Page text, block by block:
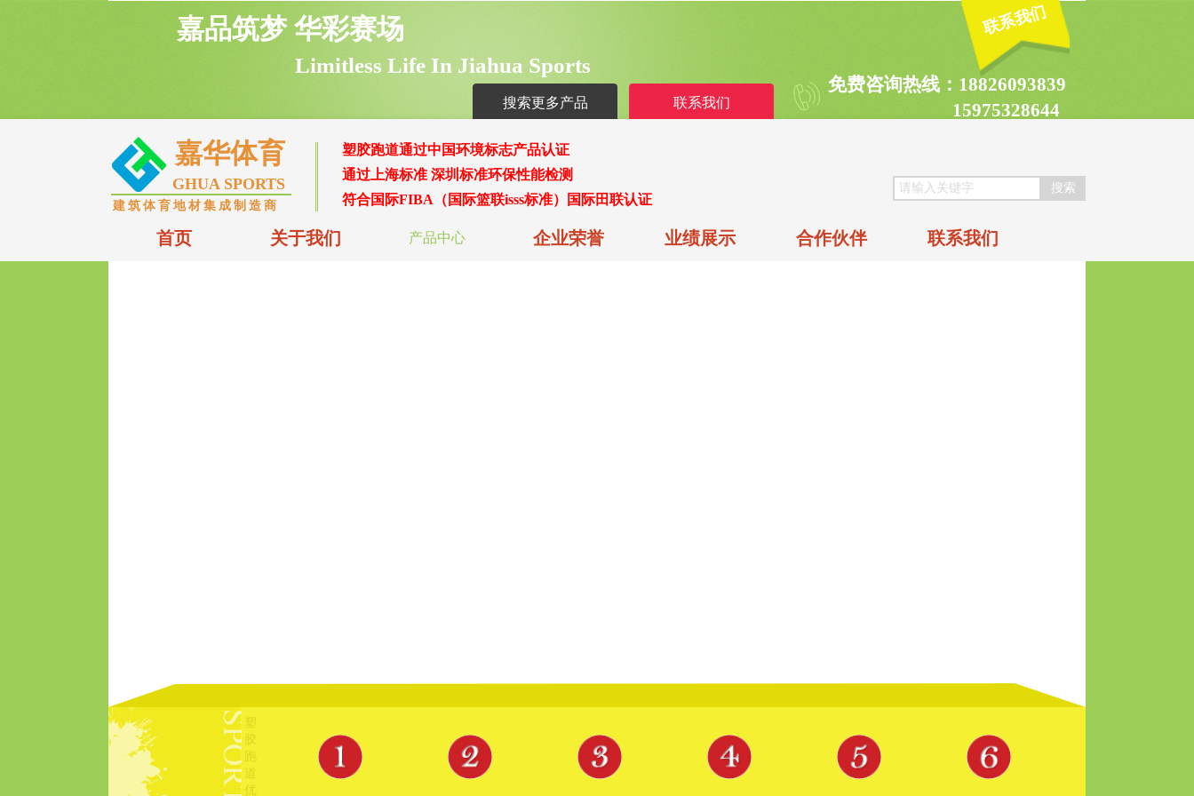
联系我们
嘉品筑梦 华彩赛场
Limitless Life In Jiahua Sports
搜索更多产品 联系我们
免费咨询热线：18826093839
15975328644
搜索
塑胶跑道通过中国环境标志产品认证
通过上海标准 深圳标准环保性能检测
符合国际FIBA （ 国际篮联isss标准） 国际田联认证
嘉华体育
首页 关于我们 产品中心 企业荣誉 业绩展示 合作伙伴 联系我们
建筑体育地材集 成制造商
GHUA SPORTS
塑
胶
跑
优